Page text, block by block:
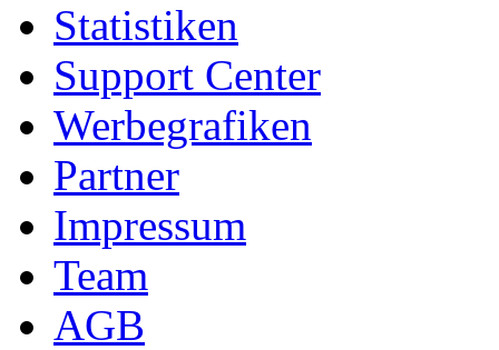
Statistiken
Support Center
Werbegrafiken
Partner
Impressum
Team
AGB